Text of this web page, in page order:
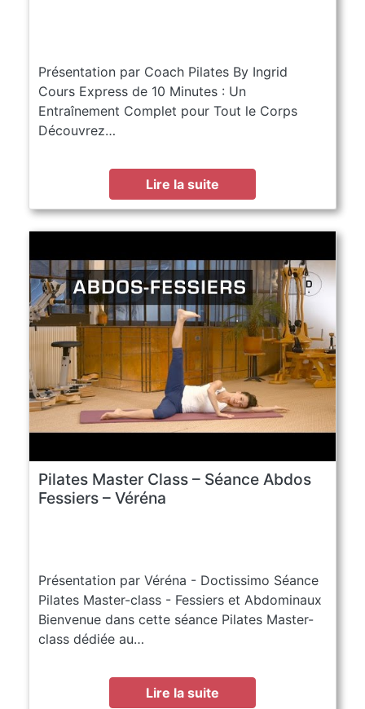
Présentation par Coach Pilates By Ingrid
Cours Express de 10 Minutes : Un
Entraînement Complet pour Tout le Corps
Découvrez…
Lire la suite
Pilates Master Class – Séance Abdos
Fessiers – Véréna
Présentation par Véréna - Doctissimo Séance
Pilates Master-class - Fessiers et Abdominaux
Bienvenue dans cette séance Pilates Master-
class dédiée au…
Lire la suite